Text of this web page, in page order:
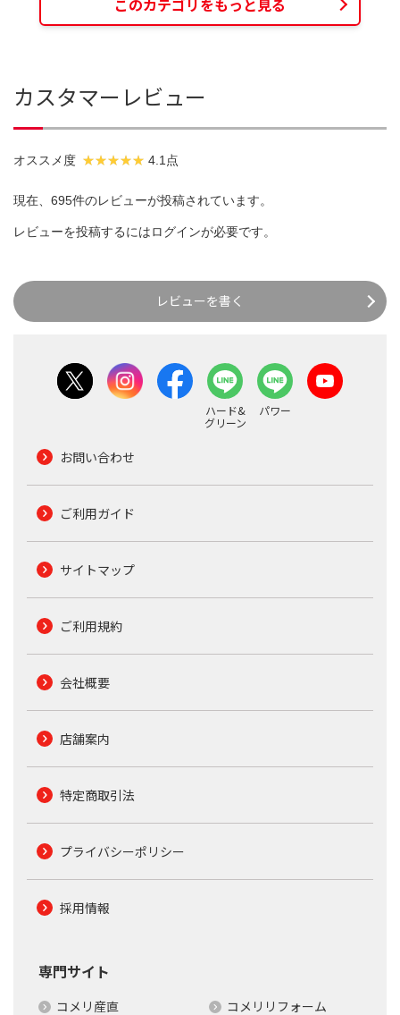
このカテゴリをもっと見る
カスタマーレビュー
オススメ度 4.1点
現在、695件のレビューが投稿されています。
レビューを投稿するにはログインが必要です。
レビューを書く
ハード&
グリーン
パワー
お問い合わせ
ご利用ガイド
サイトマップ
ご利用規約
会社概要
店舗案内
特定商取引法
プライバシーポリシー
採用情報
専門サイト
コメリ産直 コメリリフォーム